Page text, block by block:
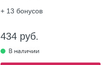
+ 13 бонусов
434 руб.